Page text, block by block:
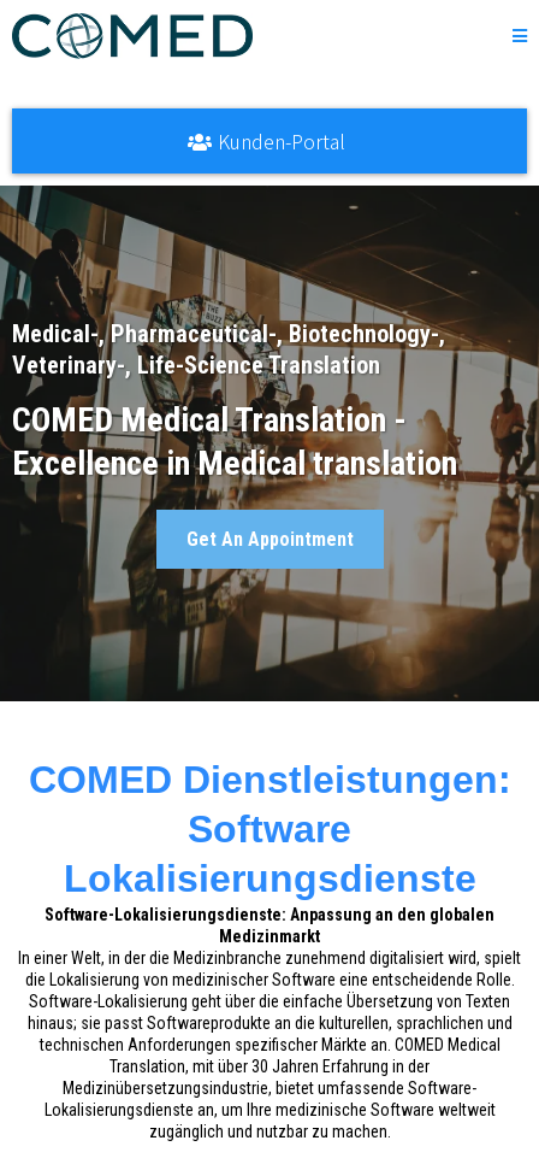
Kunden-Portal
Medical-, Pharmaceutical-, Biotechnology-,
Veterinary-, Life-Science Translation
COMED Medical Translation -
Excellence in Medical translation
Get An Appointment
COMED Dienstleistungen:
Software
Lokalisierungsdienste
Software-Lokalisierungsdienste: Anpassung an den globalen
Medizinmarkt
In einer Welt, in der die Medizinbranche zunehmend digitalisiert wird, spielt
die Lokalisierung von medizinischer Software eine entscheidende Rolle.
Software-Lokalisierung geht über die einfache Übersetzung von Texten
hinaus; sie passt Softwareprodukte an die kulturellen, sprachlichen und
technischen Anforderungen spezifischer Märkte an. COMED Medical
Translation, mit über 30 Jahren Erfahrung in der
Medizinübersetzungsindustrie, bietet umfassende Software-
Lokalisierungsdienste an, um Ihre medizinische Software weltweit
zugänglich und nutzbar zu machen.